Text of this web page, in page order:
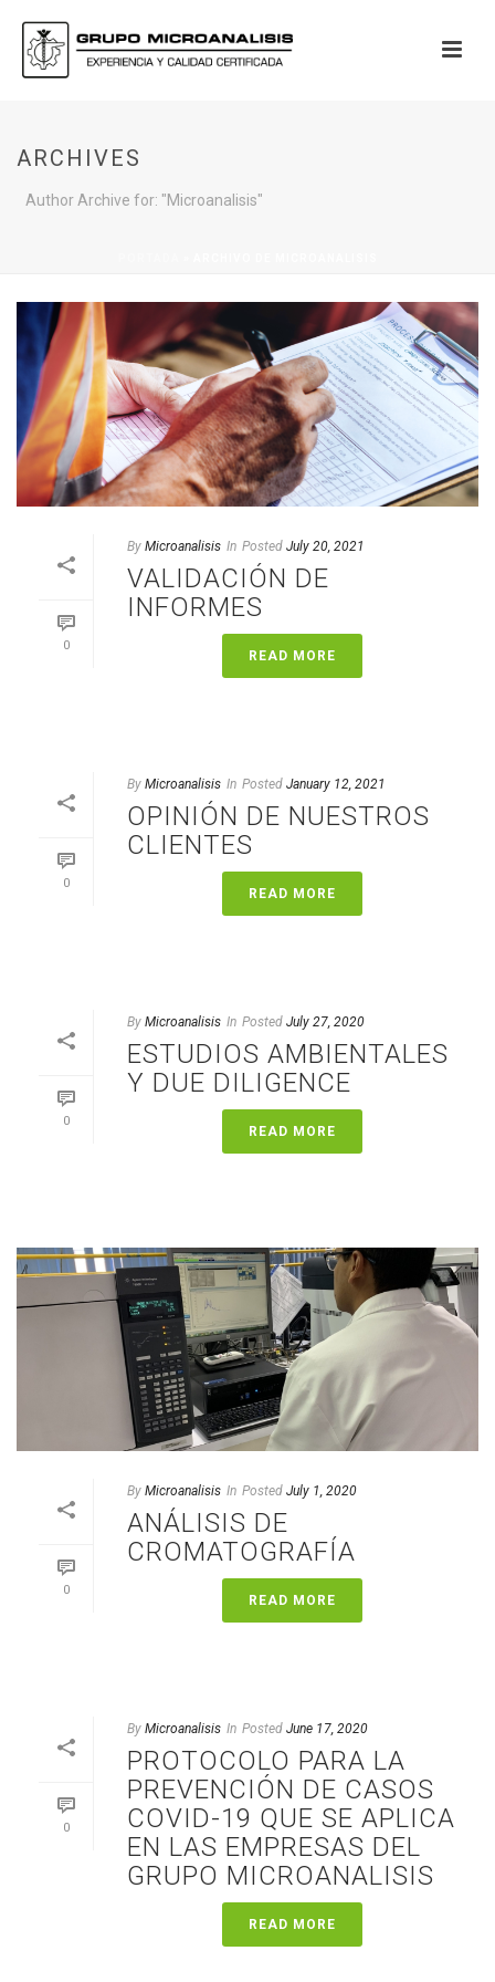
ARCHIVES
Author Archive for: "Microanalisis"
0
By Microanalisis In Posted July 20, 2021
VALIDACIÓN DE
INFORMES
READ MORE
0
By Microanalisis In Posted January 12, 2021
OPINIÓN DE NUESTROS
CLIENTES
READ MORE
0
By Microanalisis In Posted July 27, 2020
ESTUDIOS AMBIENTALES
Y DUE DILIGENCE
READ MORE
0
By Microanalisis In Posted July 1, 2020
ANÁLISIS DE
CROMATOGRAFÍA
READ MORE
0
By Microanalisis In Posted June 17, 2020
PROTOCOLO PARA LA
PREVENCIÓN DE CASOS
COVID-19 QUE SE APLICA
EN LAS EMPRESAS DEL
GRUPO MICROANALISIS
READ MORE